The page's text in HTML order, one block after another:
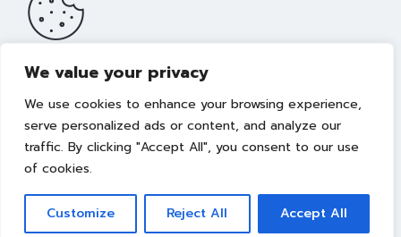
We value your privacy
We use cookies to enhance your browsing experience,
serve personalized ads or content, and analyze our
traffic. By clicking "Accept All", you consent to our use
of cookies.
Customize Reject All Accept All
Copyright © 2022 คณะการแพทย์บูรณาการ มหาวิทยาลัย
เว็บไซต์นี้มีการจัดเก็บคุกกี้เพื่อมอบประสบการณ์การใช้งาน
กิจกรรมส่งเสริมการขาย เลือกเนื้อหาที่เหมาะสมให้กับคุณอย่าง
เป็นส่วนตัว ท่านสามารถศึกษานโยบายการใช้คุกกี้ (Cookies
Policy)ได้ที่ลิงค์นี้ การใช้งานเว็บไซต์นี้เป็นการยอมรับข้อกำหนด
และยินยอมให้เราจัดเก็บคุ้กกี้ตามนโยบายที่แจ้งในเบื้องต้น
ยอมรับ